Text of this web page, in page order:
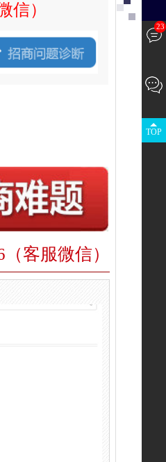
信）
客服微信）
23
TOP